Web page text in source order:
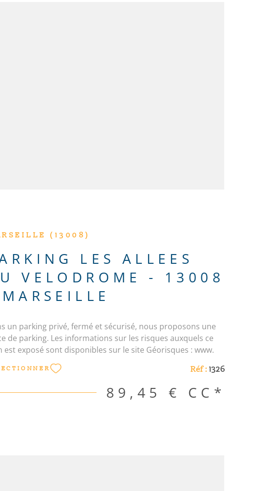
(13008)
LES ALLEES
VELODROME - 13008
un parking privé, fermé et sécurisé, nous proposons une
de parking. Les informations sur les risques auxquels ce
est exposé sont disponibles sur le site Géorisques : www.
gouv. fr Les informations sur les risques auxquels ce
est exposé sont disponibles sur le site Géorisques
Réf : 1326
89,45 € CC*